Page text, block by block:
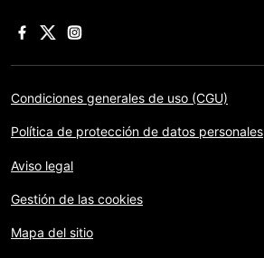
Condiciones generales de uso (CGU)
Política de protección de datos personales
Aviso legal
Gestión de las cookies
Mapa del sitio